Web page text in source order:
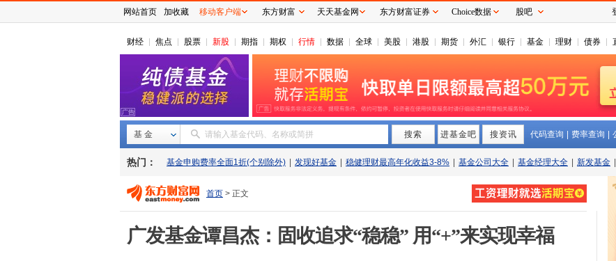
财经 焦点 股票 新股 期指 期权 行情 数据 全球 美股 港股 期货 外汇 银行 基金 理财 债券
基 金 请输入基金代码、名称或简拼 搜索 进基金吧 搜资讯 代码查询 费率查询
热门： 基金申购费率全面1折(个别除外) 发现好基金 稳健理财最高年化收益3-8% 基金公司大全 基金经理大全 新发基金
首页 > 正文
广发基金谭昌杰：固收追求“稳稳” 用“+”来实现幸福
网站首页 加收藏 移动客户端 东方财富 天天基金网 东方财富证券 Choice数据 股吧